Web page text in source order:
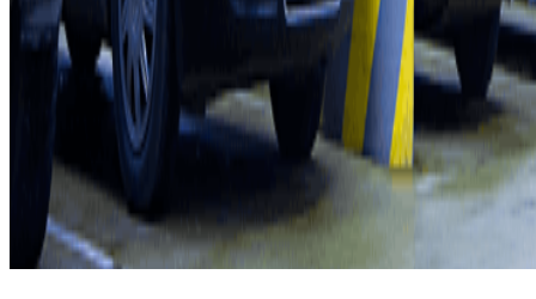
Condiciones de uso y contratación
Condiciones de cancelación
Política de cookies
Gestionar cookies
Política de privacidad
Whistleblowing
©2026 Parclick. All rights reserved